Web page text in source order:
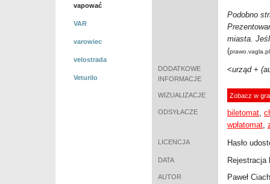
vapować
VAR
varowiec
velostrada
Veturilo
Podobno
miasta.
(prawo.vagla.pl
DODATKOWE
INFORMACJE
<urząd+
WIZUALIZACJE Zobacz w
ODSYŁACZE biletomat,
wpłatomat,
LICENCJA Hasło
DATA Rejestracja
AUTOR Paweł Ciach